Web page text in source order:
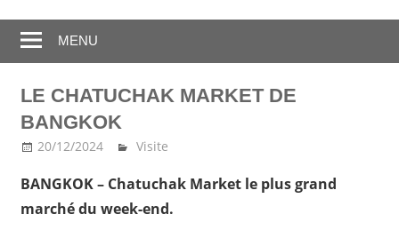
MENU
LE CHATUCHAK MARKET DE
BANGKOK
20/12/2024 Ma Thailande
Visite
BANGKOK – Chatuchak Market le plus grand
marché du week-end.